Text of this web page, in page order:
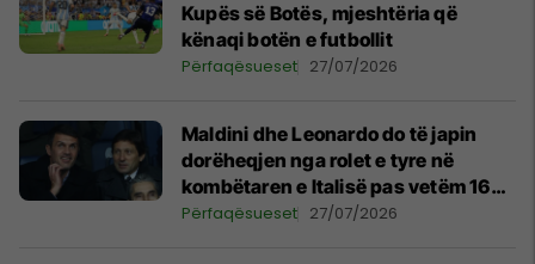
Kupës së Botës, mjeshtëria që
kënaqi botën e futbollit
Përfaqësueset 27/07/2026
Maldini dhe Leonardo do të japin
dorëheqjen nga rolet e tyre në
kombëtaren e Italisë pas vetëm 16
ditësh
Përfaqësueset 27/07/2026